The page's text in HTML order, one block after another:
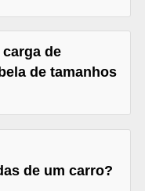
de
de tamanhos
de um carro?